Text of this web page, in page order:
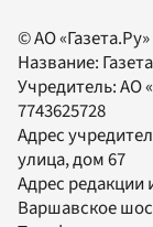
© АО
Название:
Учредитель:АО
7743625728
Адрес
улица, дом 67
Адрес редакции
Варшавское